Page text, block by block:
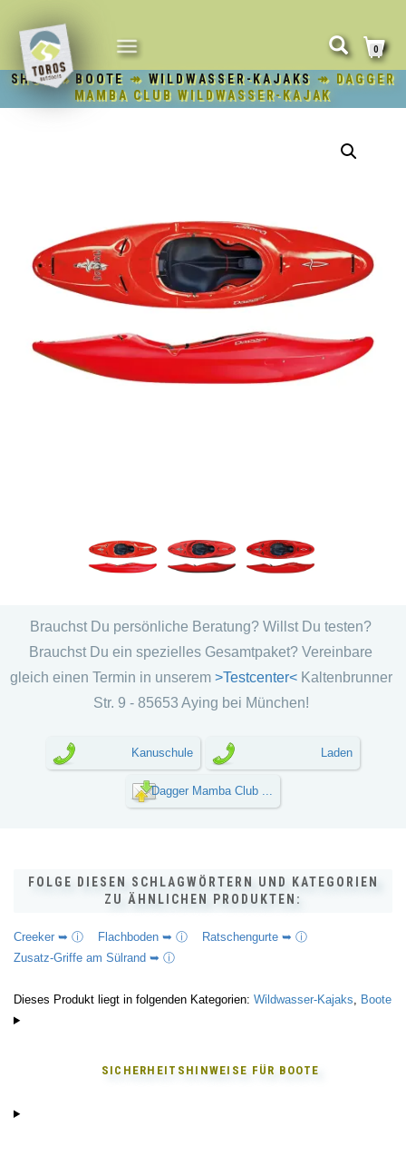
NAVIGATION
UMSCHALTEN
0
SHOP↠ BOOTE ↠ WILDWASSER-KAJAKS ↠ DAGGER
MAMBA CLUB WILDWASSER-KAJAK
Brauchst Du persönliche Beratung? Willst Du testen?
Brauchst Du ein spezielles Gesamtpaket? Vereinbare
gleich einen Termin in unserem>Testcenter< Kaltenbrunner
Str. 9 - 85653 Aying bei München!
Kanuschule Laden
Dagger Mamba Club ...
FOLGE DIESEN SCHLAGWÖRTERN UND KATEGORIEN
ZU ÄHNLICHEN PRODUKTEN:
Creeker ➥ ⓘ Flachboden ➥ ⓘ
Ratschengurte ➥ ⓘ
Zusatz-Griffe am Sülrand ➥ ⓘ
Dieses Produkt liegt in folgenden Kategorien: Wildwasser-Kajaks, Boote
SICHERHEITSHINWEISE FÜR BOOTE